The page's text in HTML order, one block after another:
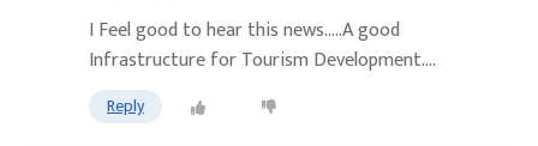
I Feel good to hear this news.....A good
Infrastructure for Tourism Development....
Reply